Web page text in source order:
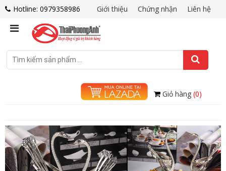
Hotline: 0979358986 Liên hệ
Chứng nhận
Giới thiệu
Giỏ hàng (0)